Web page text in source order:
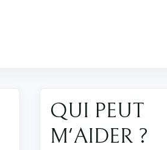
QUI PEUT
M'AIDER ?